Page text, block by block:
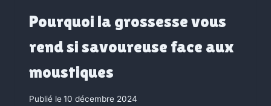
Pourquoi la grossesse vous
rend si savoureuse face aux
moustiques
Publié le10 décembre 2024